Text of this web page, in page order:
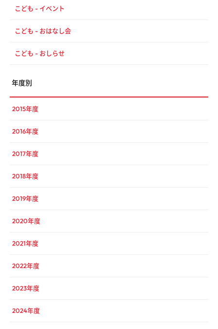
こども - イベント
こども - おはなし会
こども - おしらせ
年度別
2015年度
2016年度
2017年度
2018年度
2019年度
2020年度
2021年度
2022年度
2023年度
2024年度